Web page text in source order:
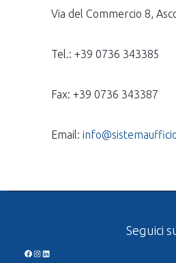
Via del Commercio 8,
Tel.: +39 0736 343385
Fax: +39 0736 343387
Email:
Seguici